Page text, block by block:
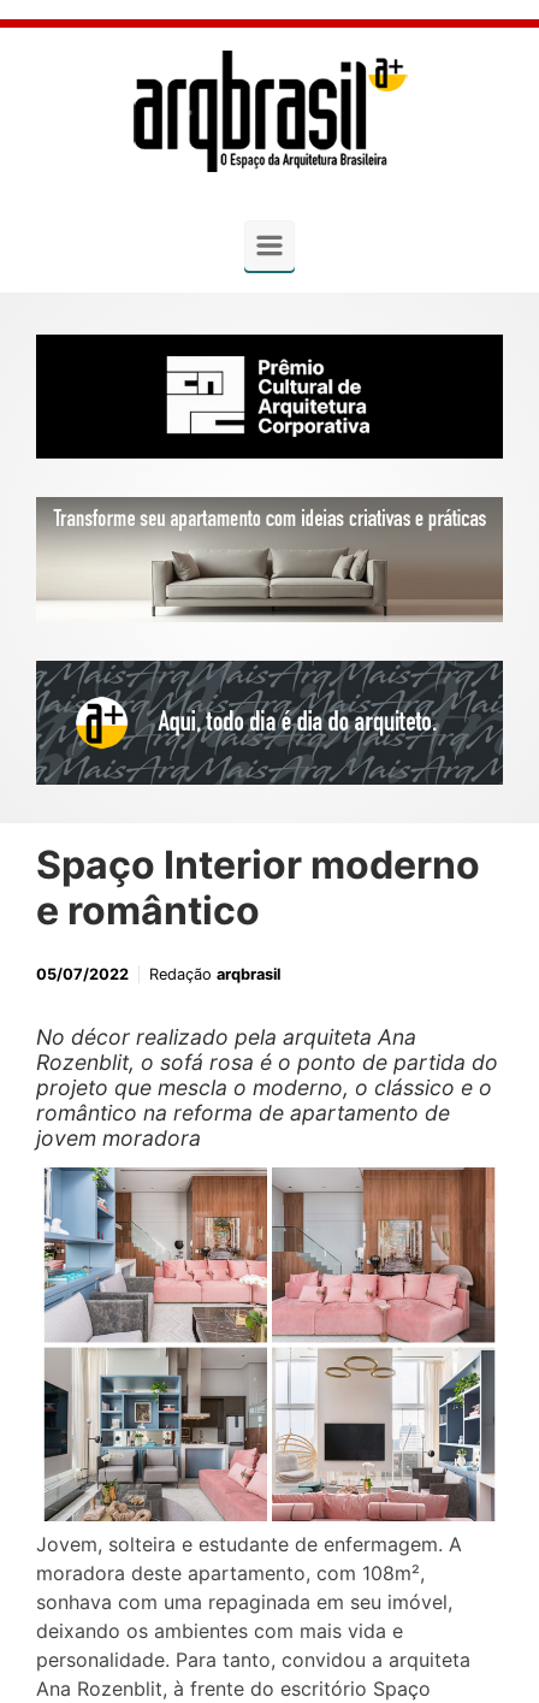
Skip to main content
Spaço Interior moderno
e romântico
05/07/2022 Redação arqbrasil
No décor realizado pela arquiteta Ana
Rozenblit, o sofá rosa é o ponto de partida do
projeto que mescla o moderno, o clássico e o
romântico na reforma de apartamento de
jovem moradora
Jovem, solteira e estudante de enfermagem. A
moradora deste apartamento, com 108m²,
sonhava com uma repaginada em seu imóvel,
deixando os ambientes com mais vida e
personalidade. Para tanto, convidou a arquiteta
Ana Rozenblit, à frente do escritório Spaço